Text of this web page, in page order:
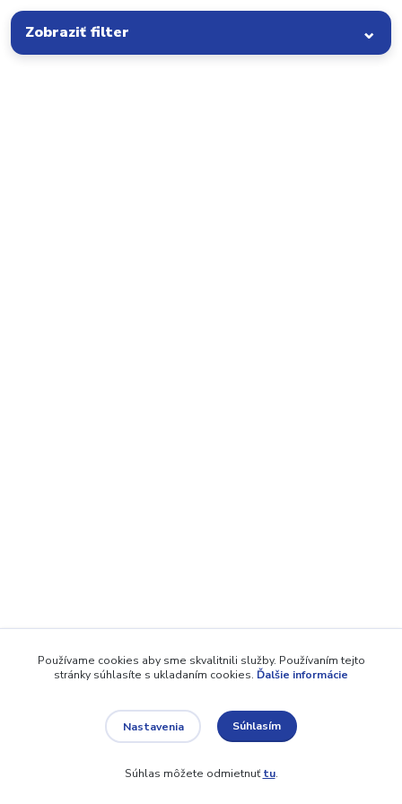
Zobraziť filter
Používame cookies aby sme skvalitnili služby. Používaním tejto
stránky súhlasíte s ukladaním cookies. Ďalšie informácie
Nastavenia Súhlasím
Súhlas môžete odmietnuťtu.